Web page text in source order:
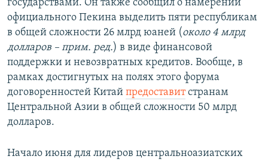
государствами. Он также сообщил о намерении
официального Пекина выделить пяти республикам
в общей сложности 26 млрд юаней (около 4 млрд
долларов – прим. ред.) в виде финансовой
поддержки и невозвратных кредитов. Вообще, в
рамках достигнутых на полях этого форума
договоренностей Китай предоставитстранам
Центральной Азии в общей сложности 50 млрд
долларов.
Начало июня для лидеров центральноазиатских